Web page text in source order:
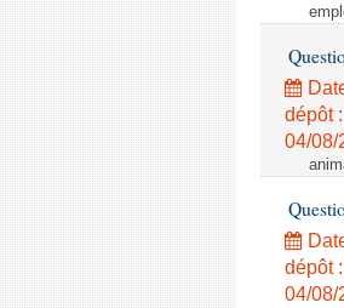
dépôt :
04/08/
dépôt :
04/08/